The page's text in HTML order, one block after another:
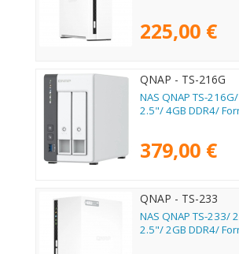
225,00 €
QNAP - TS-216G
NAS QNAP TS-
2.5"/ 4GB DDR4/
379,00 €
QNAP - TS-233
NAS QNAP TS-233/
2.5"/ 2GB DDR4/